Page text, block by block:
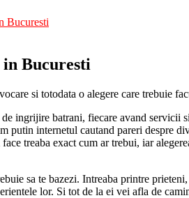
Bucuresti
Bucuresti
si totodata o alegere care trebuie
ingrijire batrani, fiecare avand
putin internetul cautand pareri despre
treaba exact cum ar trebui, iar
sa te bazezi. Intreaba printre
lor. Si tot de la ei vei afla de